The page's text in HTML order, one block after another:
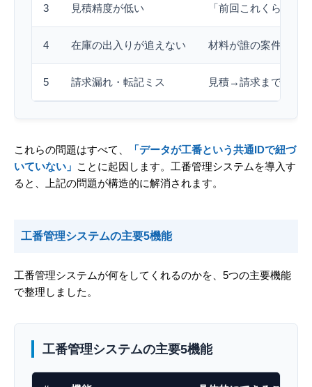
3 見積精度が低い 「前回これくらいだ
4 在庫の出入りが追えない 材料が誰の案件用か
5 請求漏れ・転記ミス 見積→請求まで二重
これらの問題はすべて、
「データが工番という共通IDで紐づ
いていない」 ことに起因します。工番管理システムを導入す
ると、上記の問題が構造的に解消されます。
工番管理システムの主要5機能
工番管理システムが何をしてくれるのかを、5つの主要機能
で整理しました。
工番管理システムの主要5機能